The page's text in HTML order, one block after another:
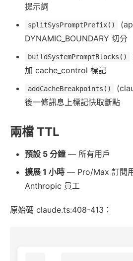
提示詞
splitSysPromptPrefix()
DYNAMIC_BOUNDARY 切分
buildSystemPromptBlocks()
加 cache_control 標記
addCacheBreakpoints()
後一條訊息上標記快取斷點
兩檔 TTL
預設 5 分鐘— 所有用戶
擴展 1 小時 — Pro/Max 訂閱
Anthropic 員工
原始碼 claude.ts:408-413：